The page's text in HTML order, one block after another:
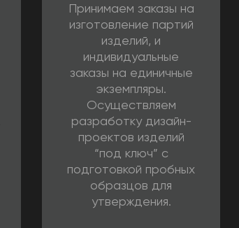
Принимаем заказы на
изготовление партий
изделий, и
индивидуальные
заказы на единичные
экземпляры.
Осуществляем
разработку дизайн-
проектов изделий
“под ключ” с
подготовкой пробных
образцов для
утверждения.